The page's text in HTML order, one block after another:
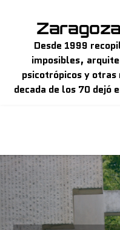
Desde 1999
imposibles,
psicotrópicos y
decada de los 70 dejó